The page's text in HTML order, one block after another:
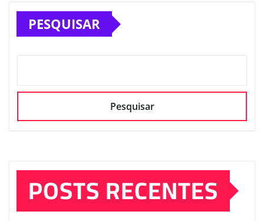
PESQUISAR
Pesquisar
POSTS RECENTES